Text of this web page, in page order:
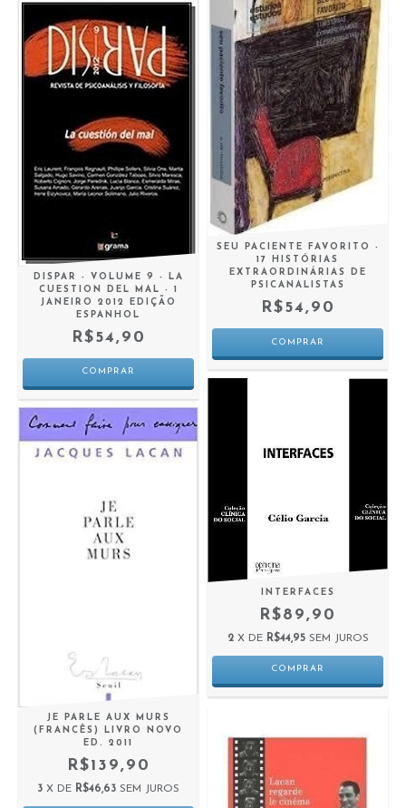
DISPAR - VOLUME 9 - LA
CUESTION DEL MAL - 1
JANEIRO 2012 EDIÇÃO
ESPANHOL
R$54,90
SEU PACIENTE FAVORITO -
17 HISTÓRIAS
EXTRAORDINÁRIAS DE
PSICANALISTAS
R$54,90
JE PARLE AUX MURS
(FRANCÊS) LIVRO NOVO
ED. 2011
R$139,90
3 X DE R$46,63 SEM JUROS
INTERFACES
R$89,90
2 X DE R$44,95 SEM JUROS